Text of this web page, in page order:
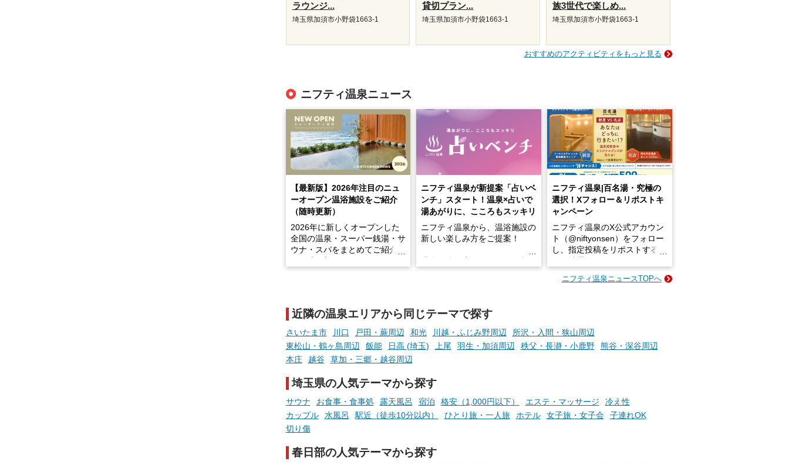
ラウンジ...
埼玉県加須市小野袋1663-1
貸切プラン...
埼玉県加須市小野袋1663-1
族3世代で楽しめ...
埼玉県加須市小野袋1663-1
おすすめのアクティビティをもっと見る
ニフティ温泉ニュース
【最新版】2026年注目のニュ
ーオープン温浴施設をご紹介
（随時更新）
2026年に新しくオープンした
全国の温泉・スーパー銭湯・サ
ウナ・スパをまとめてご紹介！
います。
現地取材記事もあわせて紹介し
ていますので、気になる施設は
ぜひチェックして次のおでかけ
先の参考にしてみてください
ニフティ温泉が新提案「占いベ
ンチ」スタート！温泉×占いで
湯あがりに、こころもスッキリ
ニフティ温泉から、温浴施設の
新しい楽しみ方をご提案！
手相やタロットなど気軽に楽し
める占いで、“ととのう”おふろ
時間を、もっと特別に。
ニフティ温泉|百名湯・究極の
選択！Xフォロー＆リポストキ
ャンペーン
ニフティ温泉のX公式アカウン
ト（@niftyonsen）をフォロー
し、指定投稿をリポストする
GIFT500円分をプレゼントい
ニフティ温泉ニュースTOPへ
近隣の温泉エリアから同じテーマで探す
さいたま市 川口 戸田・蕨周辺 和光 川越・ふじみ野周辺
所沢・入間・狭山周辺
東松山・鶴ヶ島周辺
飯能 日高 (埼玉) 上尾 羽生・加須周辺 秩父・長瀞・小鹿野
熊谷・深谷周辺
本庄
越谷 草加・三郷・越谷周辺
埼玉県の人気テーマから探す
サウナ お食事・食事処 露天風呂 宿泊 格安（1,000円以下） エステ・マッサージ
冷え性
カップル
水風呂 駅近（徒歩10分以内） ひとり旅・一人旅 ホテル 女子旅・女子会
子連れOK
切り傷
春日部の人気テーマから探す